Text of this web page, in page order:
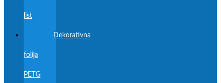
list
Dekorativna
folija
PETG